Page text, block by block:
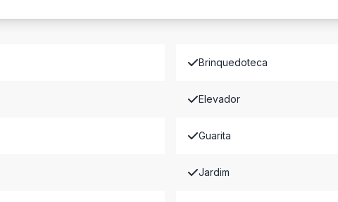
Brinquedoteca
Elevador
Guarita
Jardim